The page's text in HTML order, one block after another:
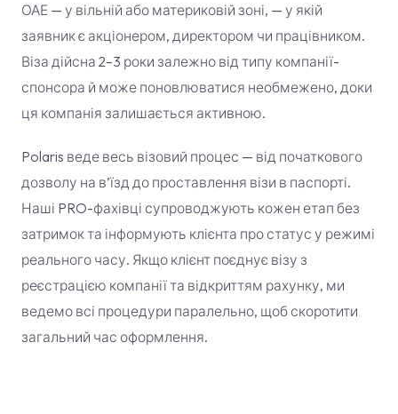
ОАЕ — у вільній або материковій зоні, — у якій
заявник є акціонером, директором чи працівником.
Віза дійсна 2–3 роки залежно від типу компанії-
спонсора й може поновлюватися необмежено, доки
ця компанія залишається активною.
Polaris веде весь візовий процес — від початкового
дозволу на в’їзд до проставлення візи в паспорті.
Наші PRO-фахівці супроводжують кожен етап без
затримок та інформують клієнта про статус у режимі
реального часу. Якщо клієнт поєднує візу з
реєстрацією компанії та відкриттям рахунку, ми
ведемо всі процедури паралельно, щоб скоротити
загальний час оформлення.